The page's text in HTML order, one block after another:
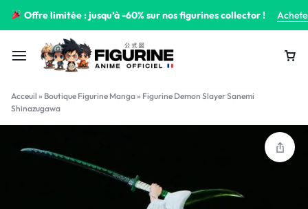
Offre limitée : jusqu’à -60% sur nos figurines collector !
Acceuil » Boutique Figurine Manga» Figurine Demon Slayer Sanemi
Shinazugawa